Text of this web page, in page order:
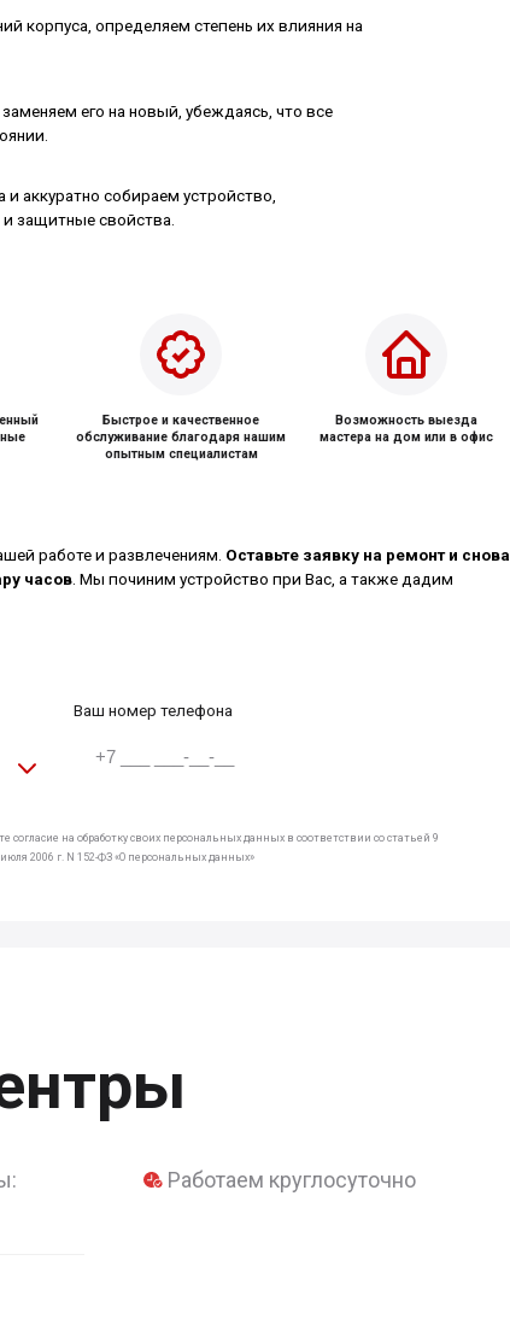
корпуса, определяем степень их влияния на
его на новый, убеждаясь, что все
аккуратно собираем устройство,
защитные свойства.
Быстрое и качественное
обслуживание благодаря нашим
опытным специалистам
Возможность выезда
мастера на дом или в офис
работе и развлечениям. Оставьте заявку на ремонт и снова
часов. Мы починим устройство при Вас, а также дадим
Ваш номер телефона
согласие на обработку своих персональных данных в соответствии со статьей 9
2006 г. N 152-ФЗ «О персональных данных»
Работаем круглосуточно